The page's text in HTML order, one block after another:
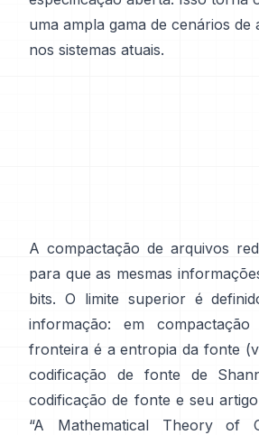
uma ampla gama de cenários de
nos sistemas atuais.
A compactação de arquivos
para que as mesmas
bits. O limite superior é
informação: em
fronteira é a entropia da fonte
codificação de fonte de
codificação de fonte e seu
“A Mathematical Theory of